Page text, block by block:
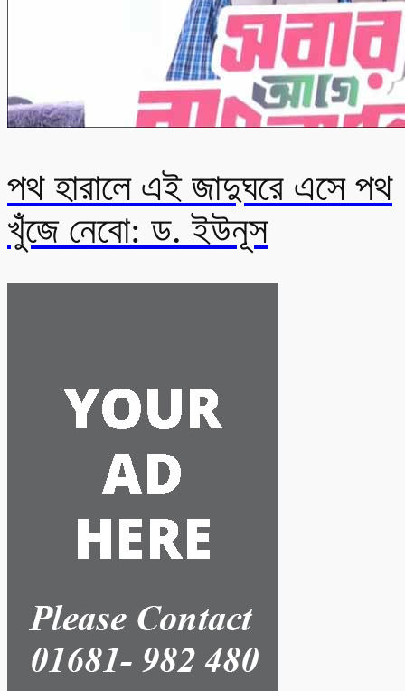
পথ হারালে এই জাদুঘরে এসে পথ
খুঁজে নেবো: ড. ইউনূস